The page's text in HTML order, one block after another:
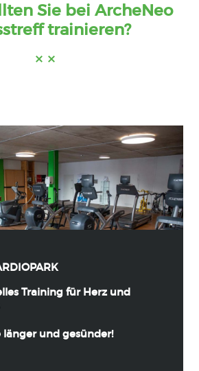
Sie bei ArcheNeo
trainieren?
Training für Herz und
länger und gesünder!